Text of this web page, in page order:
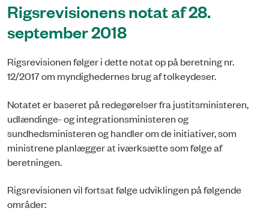
Rigsrevisionens notat af 28.
september 2018
Rigsrevisionen følger i dette notat op på beretning nr.
12/2017 om myndighedernes brug af tolkeydeser.
Notatet er baseret på redegørelser fra justitsministeren,
udlændinge- og integrationsministeren og
sundhedsministeren og handler om de initiativer, som
ministrene planlægger at iværksætte som følge af
beretningen.
Rigsrevisionen vil fortsat følge udviklingen på følgende
områder: